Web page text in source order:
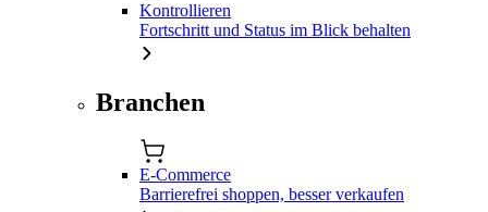
Kontrollieren
Fortschritt und Status im Blick behalten
Branchen
E-Commerce
Barrierefrei shoppen, besser verkaufen